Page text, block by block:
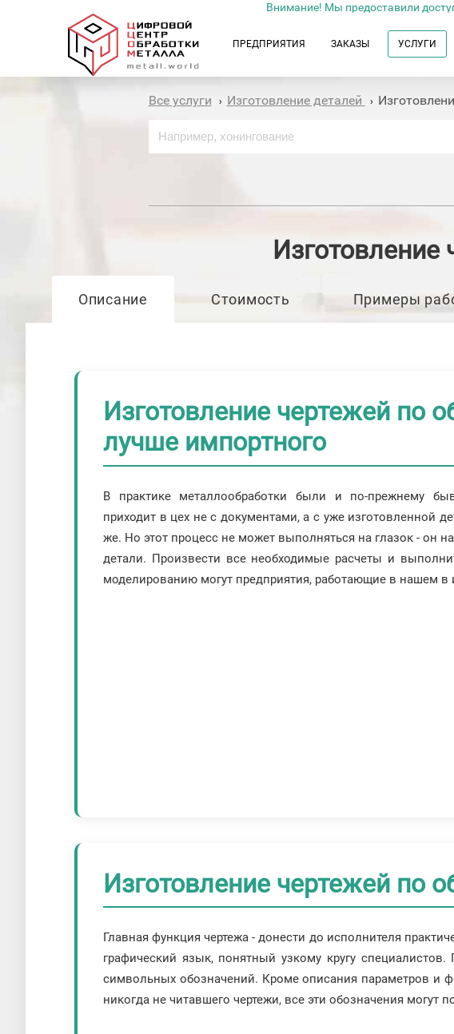
Внимание! Мы предоставили
ПРЕДПРИЯТИЯ ЗАКАЗЫ УСЛУГИ
Все услуги › Изготовление деталей ›
Изготовление
Описание Стоимость Примеры
Изготовление чертежей по
лучше импортного
В практике металлообработки были и по-прежнему
приходит в цех не с документами, а с уже изготовленной
же. Но этот процесс не может выполняться на глазок - он
детали. Произвести все необходимые расчеты и
моделированию могут предприятия, работающие в нашем в
Изготовление чертежей по
Главная функция чертежа - донести до исполнителя
графический язык, понятный узкому кругу
символьных обозначений. Кроме описания параметров и
никогда не читавшего чертежи, все эти обозначения могут